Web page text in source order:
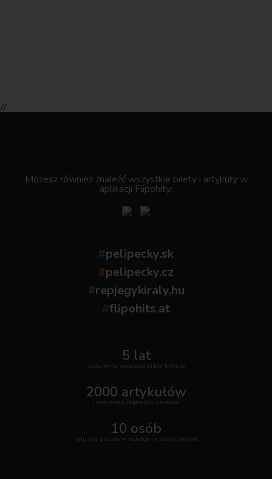
//
Możesz również znaleźć wszystkie bilety i artykuły w
aplikacji Flipohity:
#pelipecky.sk
#pelipecky.cz
#repjegykiraly.hu
#flipohits.at
5 lat
szukamy te najlepsze bilety lotnicze
2000 artykułów
i codziennie pojawiają się nowe
10 osób
tylu nas pracuje w redakcji na całym świecie